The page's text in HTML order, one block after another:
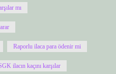
mı
Raporlu ilaca para ödenir mi
ilacın kaçını karşılar